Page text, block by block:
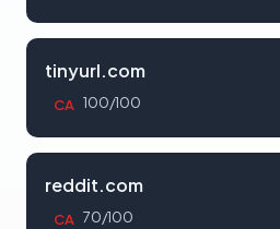
tinyurl.com
CA 100/100
reddit.com
CA 70/100